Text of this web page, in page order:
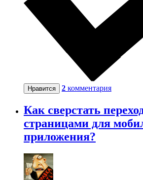
Нравится 2 комментария
Как сверстать
страницами для
приложения?